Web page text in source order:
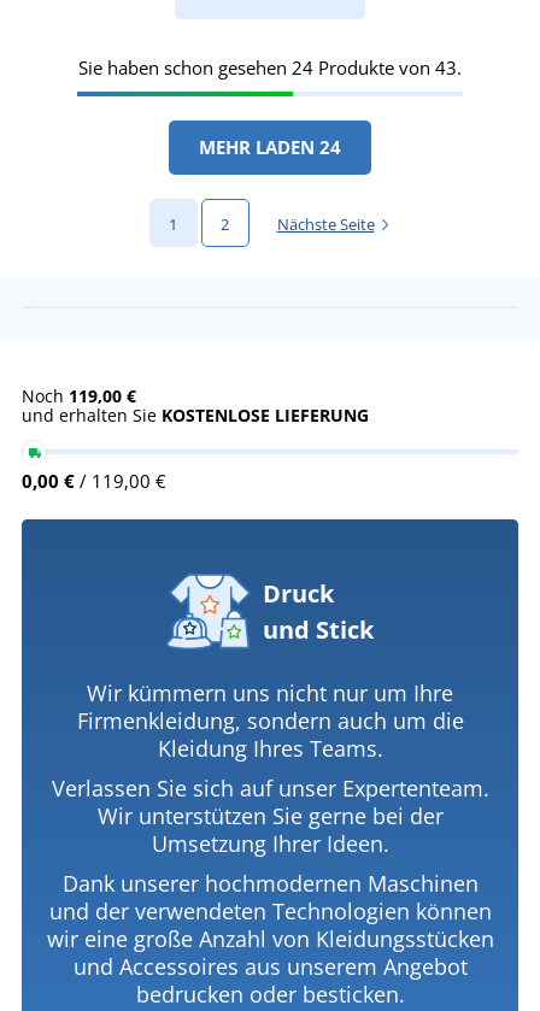
Sie haben schon gesehen 24 Produkte von 43.
MEHR LADEN 24
1 2 Nächste Seite
Noch 119,00 €
und erhalten Sie KOSTENLOSE LIEFERUNG
0,00 € / 119,00 €
Druck
und Stick
Wir kümmern uns nicht nur um Ihre
Firmenkleidung, sondern auch um die
Kleidung Ihres Teams.
Verlassen Sie sich auf unser Expertenteam.
Wir unterstützen Sie gerne bei der
Umsetzung Ihrer Ideen.
Dank unserer hochmodernen Maschinen
und der verwendeten Technologien können
wir eine große Anzahl von Kleidungsstücken
und Accessoires aus unserem Angebot
bedrucken oder besticken.